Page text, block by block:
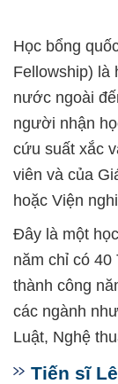
Học bổng
Fellowship) là
nước ngoài
người nhận
cứu suất xắc
viên và của
hoặc Viện
Đây là một
năm chỉ có
thành công
các ngành
Luật, Nghệ
Tiến sĩ